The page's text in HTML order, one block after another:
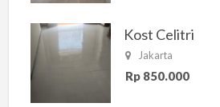
Kost Celitri
Jakarta
Rp 850.000